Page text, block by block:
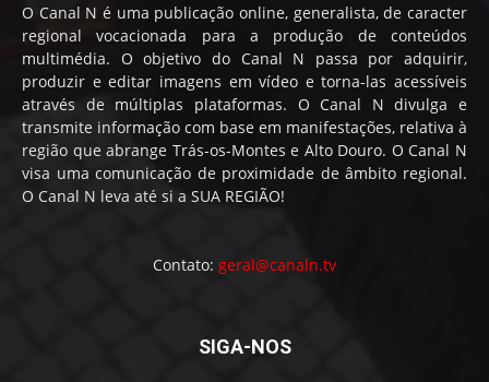
O Canal N é uma publicação online, generalista, de caracter
regional vocacionada para a produção de conteúdos
multimédia. O objetivo do Canal N passa por adquirir,
produzir e editar imagens em vídeo e torna-las acessíveis
através de múltiplas plataformas. O Canal N divulga e
transmite informação com base em manifestações, relativa à
região que abrange Trás-os-Montes e Alto Douro. O Canal N
visa uma comunicação de proximidade de âmbito regional.
O Canal N leva até si a SUA REGIÃO!
Contato: geral@canaln.tv
SIGA-NOS